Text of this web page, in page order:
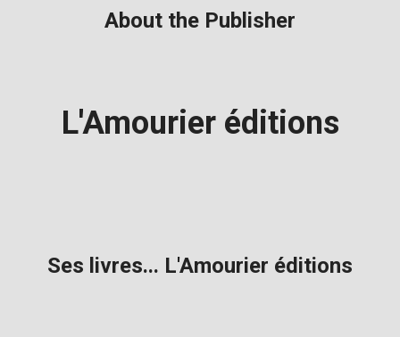
About the Publisher
L'Amourier éditions
Ses livres... L'Amourier éditions